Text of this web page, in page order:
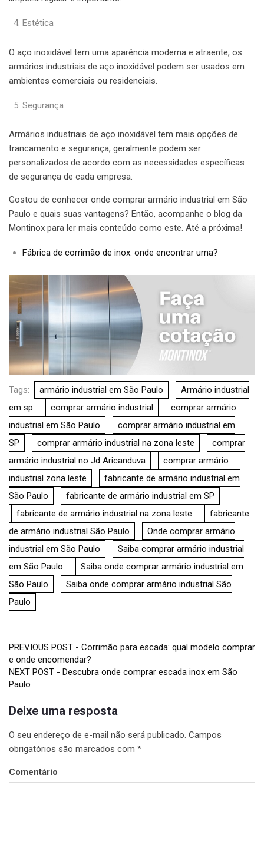
Estética
O aço inoxidável tem uma aparência moderna e atraente, os
armários industriais de aço inoxidável podem ser usados em
ambientes comerciais ou residenciais.
Segurança
Armários industriais de aço inoxidável tem mais opções de
trancamento e segurança, geralmente podem ser
personalizados de acordo com as necessidades específicas
de segurança de cada empresa.
Gostou de conhecer onde comprar armário industrial em São
Paulo e quais suas vantagens? Então, acompanhe o blog da
Montinox para ler mais conteúdo como este. Até a próxima!
Fábrica de corrimão de inox: onde encontrar uma?
Tags: armário industrial em São Paulo
Armário industrial
em sp
comprar armário industrial
comprar armário
industrial em São Paulo
comprar armário industrial em
SP
comprar armário industrial na zona leste
comprar
armário industrial no Jd Aricanduva
comprar armário
industrial zona leste
fabricante de armário industrial em
São Paulo
fabricante de armário industrial em SP
fabricante de armário industrial na zona leste
fabricante
de armário industrial São Paulo
Onde comprar armário
industrial em São Paulo
Saiba comprar armário industrial
em São Paulo
Saiba onde comprar armário industrial em
São Paulo
Saiba onde comprar armário industrial São
Paulo
Navegação de Post
PREVIOUS POST - Corrimão para escada: qual modelo comprar
e onde encomendar?
NEXT POST - Descubra onde comprar escada inox em São
Paulo
Deixe uma resposta
O seu endereço de e-mail não será publicado. Campos
obrigatórios são marcados com *
Comentário